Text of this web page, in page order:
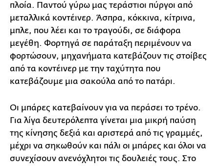
πλοία. Παντού γύρω μας τεράστιοι πύργοι από
μεταλλικά κοντέινερ. Άσπρα, κόκκινα, κίτρινα,
μπλε, που λέει και το τραγούδι, σε διάφορα
μεγέθη. Φορτηγά σε παράταξη περιμένουν να
φορτώσουν, μηχανήματα κατεβάζουν τις στοίβες
από τα κοντέινερ με την ταχύτητα που
κατεβάζουμε μια σακούλα από το πατάρι.
Οι μπάρες κατεβαίνουν για να περάσει το τρένο.
Για λίγα δευτερόλεπτα γίνεται μια μικρή παύση
της κίνησης δεξιά και αριστερά από τις γραμμές,
μέχρι να σηκωθούν και πάλι οι μπάρες και όλοι να
συνεχίσουν ανενόχλητοι τις δουλειές τους. Στο